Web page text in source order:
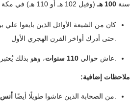
سنة 100 هـ (وقيل 102 هـ أو 110 هـ) في مكة المكرمة.
كان من الشيعة الأوائل الذين بايعوا
حتى أدرك أواخر القرن الهجري الأول.
عاش حوالي 110 سنوات
ملاحظات إضافية:
من الصحابة الذين عاشوا طويلًا أيضًا